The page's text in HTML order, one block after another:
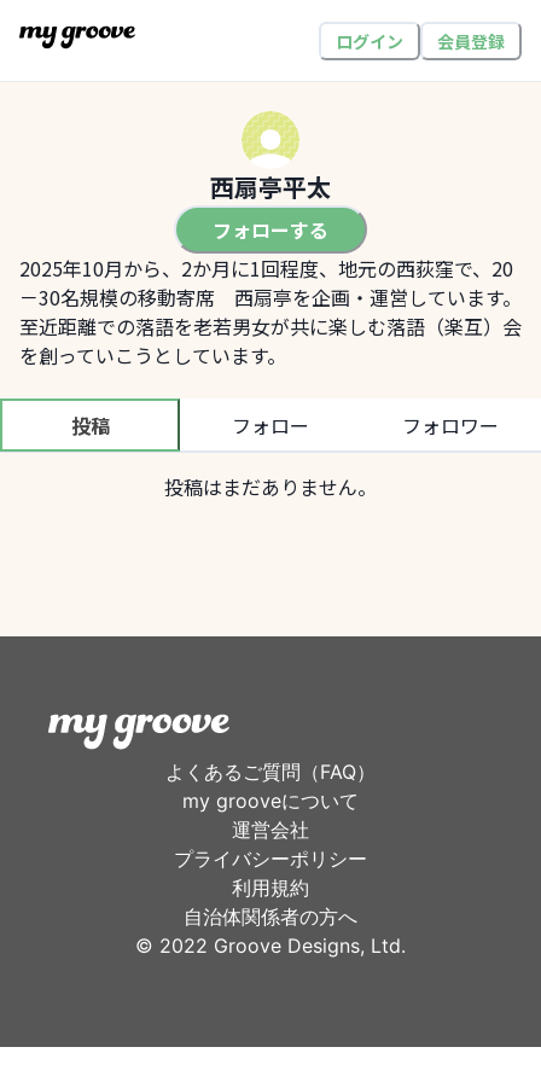
ログイン 会員登録
西扇亭平太
フォローする
2025年10月から、2か月に1回程度、地元の西荻窪で、20
－30名規模の移動寄席　西扇亭を企画・運営しています。
至近距離での落語を老若男女が共に楽しむ落語（楽互）会
を創っていこうとしています。
投稿 フォロー フォロワー
投稿はまだありません。
よくあるご質問（FAQ）
my grooveについて
運営会社
プライバシーポリシー
利用規約
自治体関係者の方へ
©︎ 2022 Groove Designs, Ltd.